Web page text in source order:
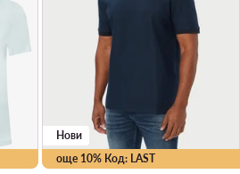
още 10% Код: LAST
Нови